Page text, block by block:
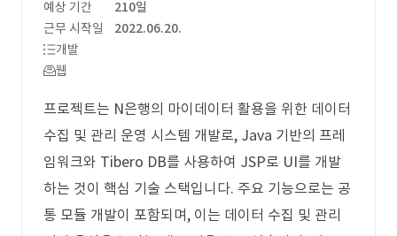
예상 기간
210일
근무 시작일
2022.06.20.
개발
웹
프로젝트는 N은행의 마이데이터 활용을 위한 데이터
수집 및 관리 운영 시스템 개발로, Java 기반의 프레
임워크와 Tibero DB를 사용하여 JSP로 UI를 개발
하는 것이 핵심 기술 스택입니다. 주요 기능으로는 공
통 모듈 개발이 포함되며, 이는 데이터 수집 및 관리